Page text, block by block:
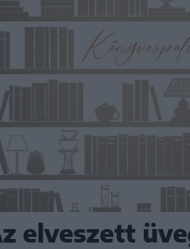
elveszett